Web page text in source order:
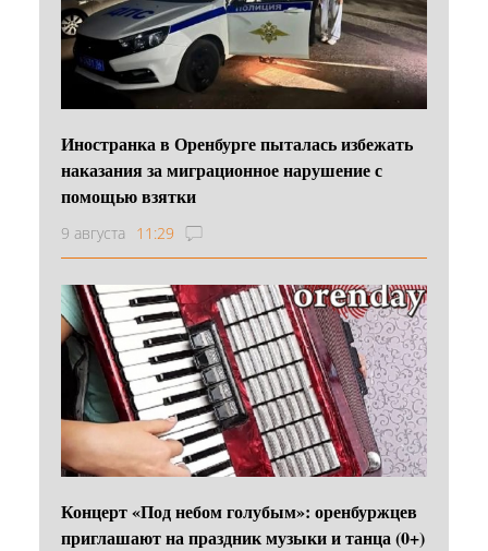
Иностранка в Оренбурге пыталась избежать
наказания за миграционное нарушение с
помощью взятки
9 августа 11:29
Концерт «Под небом голубым»: оренбуржцев
приглашают на праздник музыки и танца (0+)